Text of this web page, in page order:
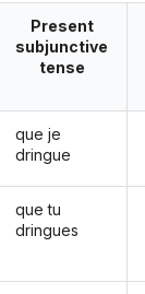
Present
subjunctive
tense
que je
dringue
que tu
dringues